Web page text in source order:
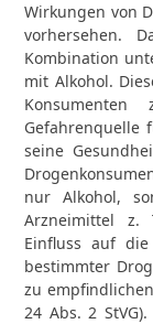
Wirkungen von
vorhersehen.
Kombination
mit Alkohol.
Gefahrenquelle
seine
nur Alkohol,
Arzneimittel z.
Einfluss auf die
bestimmter
zu
24 Abs. 2